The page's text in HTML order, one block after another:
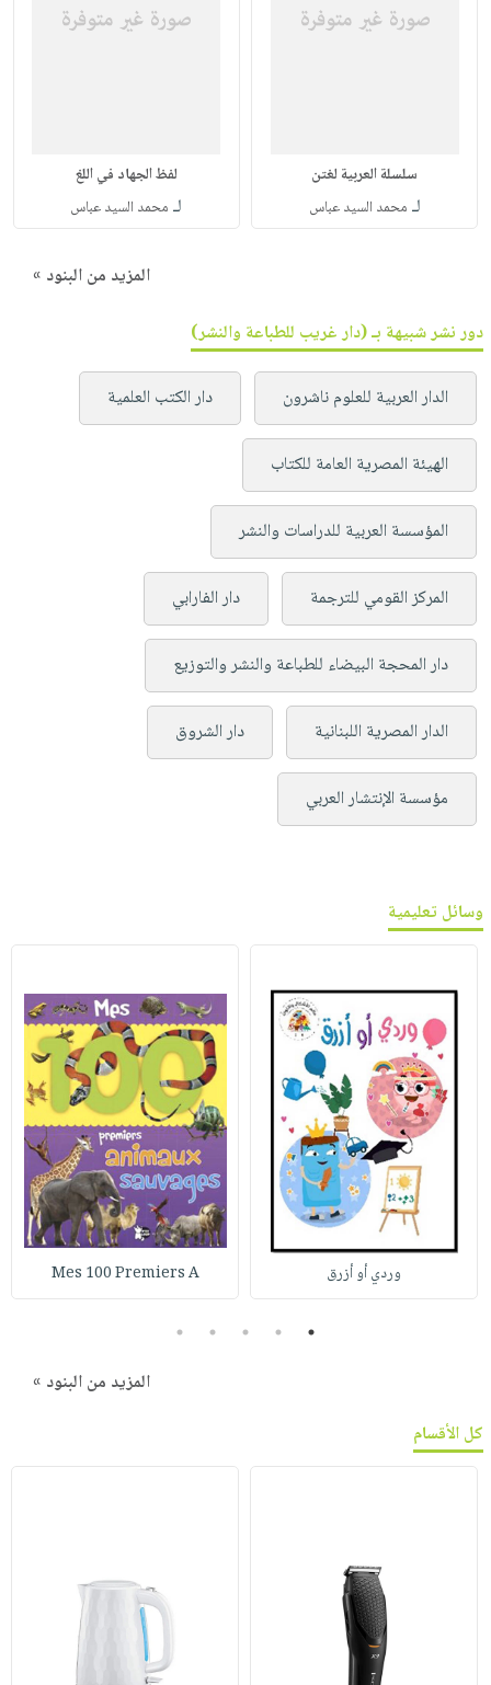
سلسلة العربية لغتن
لـ محمد السيد عباس
لفظ الجهاد في اللغ
لـ محمد السيد عباس
المزيد من البنود »
دور نشر شبيهة بـ (دار غريب للطباعة والنشر)
الدار العربية للعلوم ناشرون دار الكتب العلمية
الهيئة المصرية العامة للكتاب
المؤسسة العربية للدراسات والنشر
المركز القومي للترجمة دار الفارابي
دار المحجة البيضاء للطباعة والنشر والتوزيع
الدار المصرية اللبنانية دار الشروق
مؤسسة الإنتشار العربي
وسائل تعليمية
وردي أو أزرق Mes 100 Premiers A
1
2
3
4
5
المزيد من البنود »
كل الأقسام